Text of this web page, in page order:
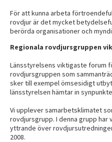
För att kunna arbeta
rovdjur är det mycket
berörda organisationer och
Regionala rovdjursgruppen
Länsstyrelsens viktigaste forum
rovdjursgruppen som
sker till exempel ömsesidigt
länsstyrelsen hämtar in
Vi upplever samarbetsklimatet
rovdjursgrupp. I denna grupp har
yttrande över
2008.